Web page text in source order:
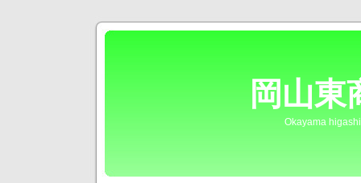
岡山東
Okayama